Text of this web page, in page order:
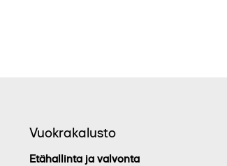
Vuokrakalusto
Etähallinta ja valvonta